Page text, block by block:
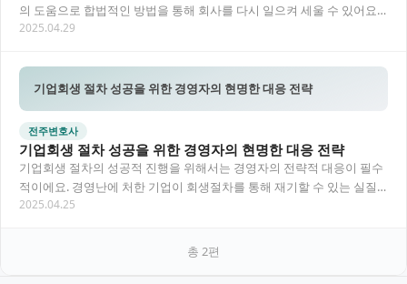
의 도움으로 합법적인 방법을 통해 회사를 다시 일으켜 세울 수 있어요.
재정적 어려움에 처한 기업이 다시 건전한…
2025.04.29
기업회생 절차 성공을 위한 경영자의 현명한 대응 전략
전주변호사
기업회생 절차 성공을 위한 경영자의 현명한 대응 전략
기업회생 절차의 성공적 진행을 위해서는 경영자의 전략적 대응이 필수
적이에요. 경영난에 처한 기업이 회생절차를 통해 재기할 수 있는 실질
적 방안을 자세히 살펴보도록 할게요.
2025.04.25
총 2편